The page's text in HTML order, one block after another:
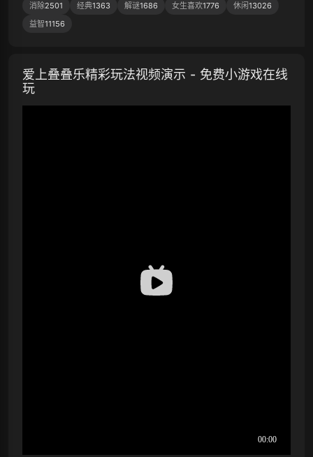
消除2501 经典1363 解谜1686 女生喜欢1776 休闲13026
益智11156
爱上叠叠乐精彩玩法视频演示 - 免费小游戏在线
玩